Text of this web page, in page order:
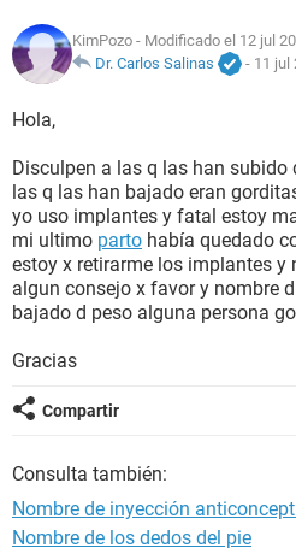
NUTRICIÓN
SEXUALIDAD
GLOSARIO
KimPozo - Modificado el 12 jul
Dr. Carlos Salinas
- 11 jul
Hola,
Disculpen a las q las han subido
las q las han bajado eran
yo uso implantes y fatal estoy
mi ultimo parto había quedado
estoy x retirarme los implantes y
algun consejo x favor y nombre
bajado d peso alguna persona
Gracias
Compartir
Consulta también:
Nombre de inyección
Nombre de los dedos del pie